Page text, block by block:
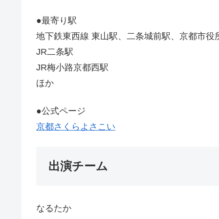
●最寄り駅
地下鉄東西線 東山駅、二条城前駅、京都市役
JR二条駅
JR梅小路京都西駅
ほか
●公式ページ
京都さくらよさこい
出演チーム
なるたか